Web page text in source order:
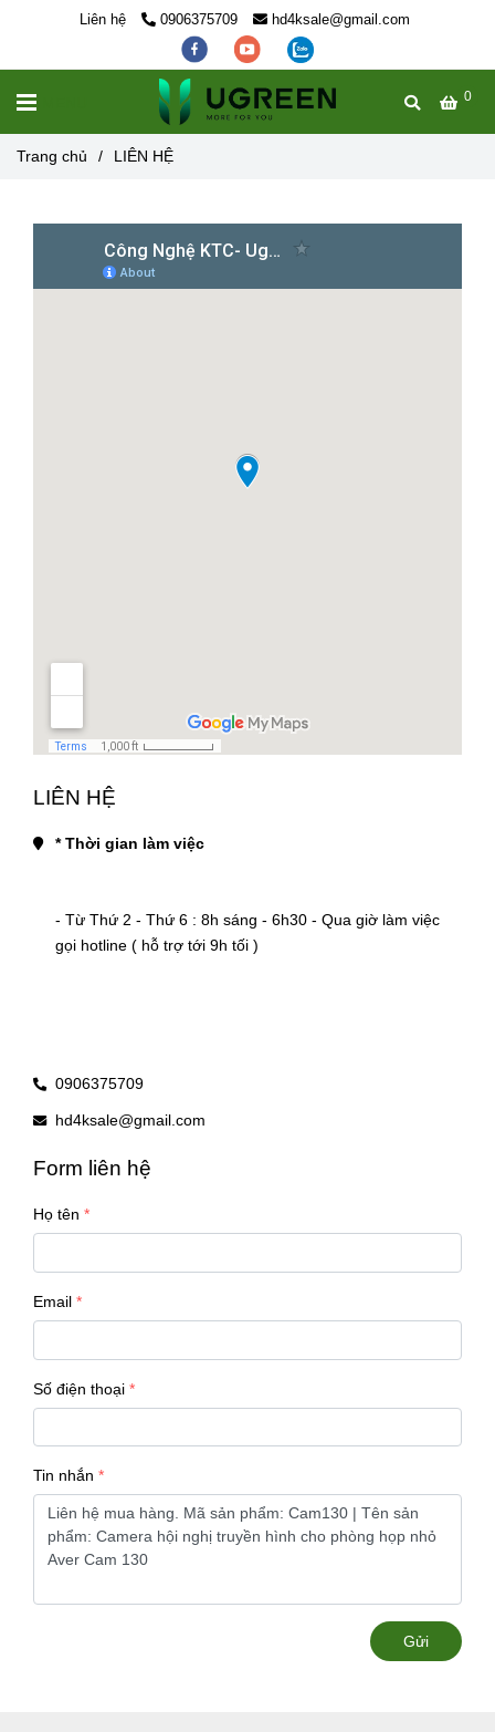
Liên hệ 0906375709 hd4ksale@gmail.com
0
Trang chủ / LIÊN HỆ
LIÊN HỆ
* Thời gian làm việc
- Từ Thứ 2 - Thứ 6 : 8h sáng - 6h30 - Qua giờ làm việc
gọi hotline ( hỗ trợ tới 9h tối )
0906375709
hd4ksale@gmail.com
Form liên hệ
Họ tên
Email
Số điện thoại
Tin nhắn
Gửi